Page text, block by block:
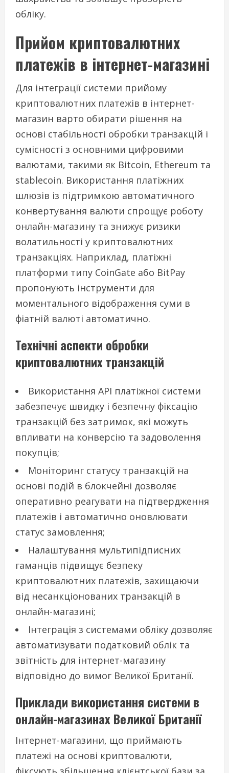
обліку.
Прийом криптовалютних
платежів в інтернет-магазині
Для інтеграції системи прийому
криптовалютних платежів в інтернет-
магазин варто обирати рішення на
основі стабільності обробки транзакцій і
сумісності з основними цифровими
валютами, такими як Bitcoin, Ethereum та
stablecoin. Використання платіжних
шлюзів із підтримкою автоматичного
конвертування валюти спрощує роботу
онлайн-магазину та знижує ризики
волатильності у криптовалютних
транзакціях. Наприклад, платіжні
платформи типу CoinGate або BitPay
пропонують інструменти для
моментального відображення суми в
фіатній валюті автоматично.
Технічні аспекти обробки
криптовалютних транзакцій
Використання API платіжної системи
забезпечує швидку і безпечну фіксацію
транзакцій без затримок, які можуть
впливати на конверсію та задоволення
покупців;
Моніторинг статусу транзакцій на
основі подій в блокчейні дозволяє
оперативно реагувати на підтвердження
платежів і автоматично оновлювати
статус замовлення;
Налаштування мультипідписних
гаманців підвищує безпеку
криптовалютних платежів, захищаючи
від несанкціонованих транзакцій в
онлайн-магазині;
Інтеграція з системами обліку дозволяє
автоматизувати податковий облік та
звітність для інтернет-магазину
відповідно до вимог Великої Британії.
Приклади використання системи в
онлайн-магазинах Великої Британії
Інтернет-магазини, що приймають
платежі на основі криптовалюти,